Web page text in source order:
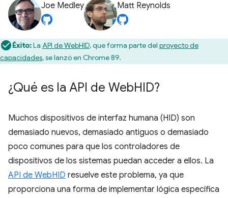
Joe Medley Matt Reynolds
Éxito:La API de WebHID, que forma parte del proyecto de
capacidades, se lanzó en Chrome 89.
¿Qué es la API de WebHID?
Muchos dispositivos de interfaz humana (HID) son
demasiado nuevos, demasiado antiguos o demasiado
poco comunes para que los controladores de
dispositivos de los sistemas puedan acceder a ellos. La
API de WebHID resuelve este problema, ya que
proporciona una forma de implementar lógica específica